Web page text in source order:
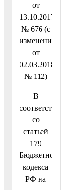
от
13.10.2017
№ 676 (с
изменениями
от
02.03.2018
№ 112)
В
соответствии
со
статьей
179
Бюджетного
кодекса
РФ на